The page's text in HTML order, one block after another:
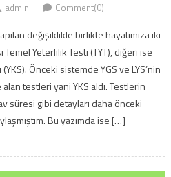
admin Comment(0)
değişiklikle birlikte hayatımıza iki
Yeterlilik Testi (TYT), diğeri ise
Önceki sistemde YGS ve LYS’nin
testleri yani YKS aldı. Testlerin
süresi gibi detayları daha önceki
Bu yazımda ise […]